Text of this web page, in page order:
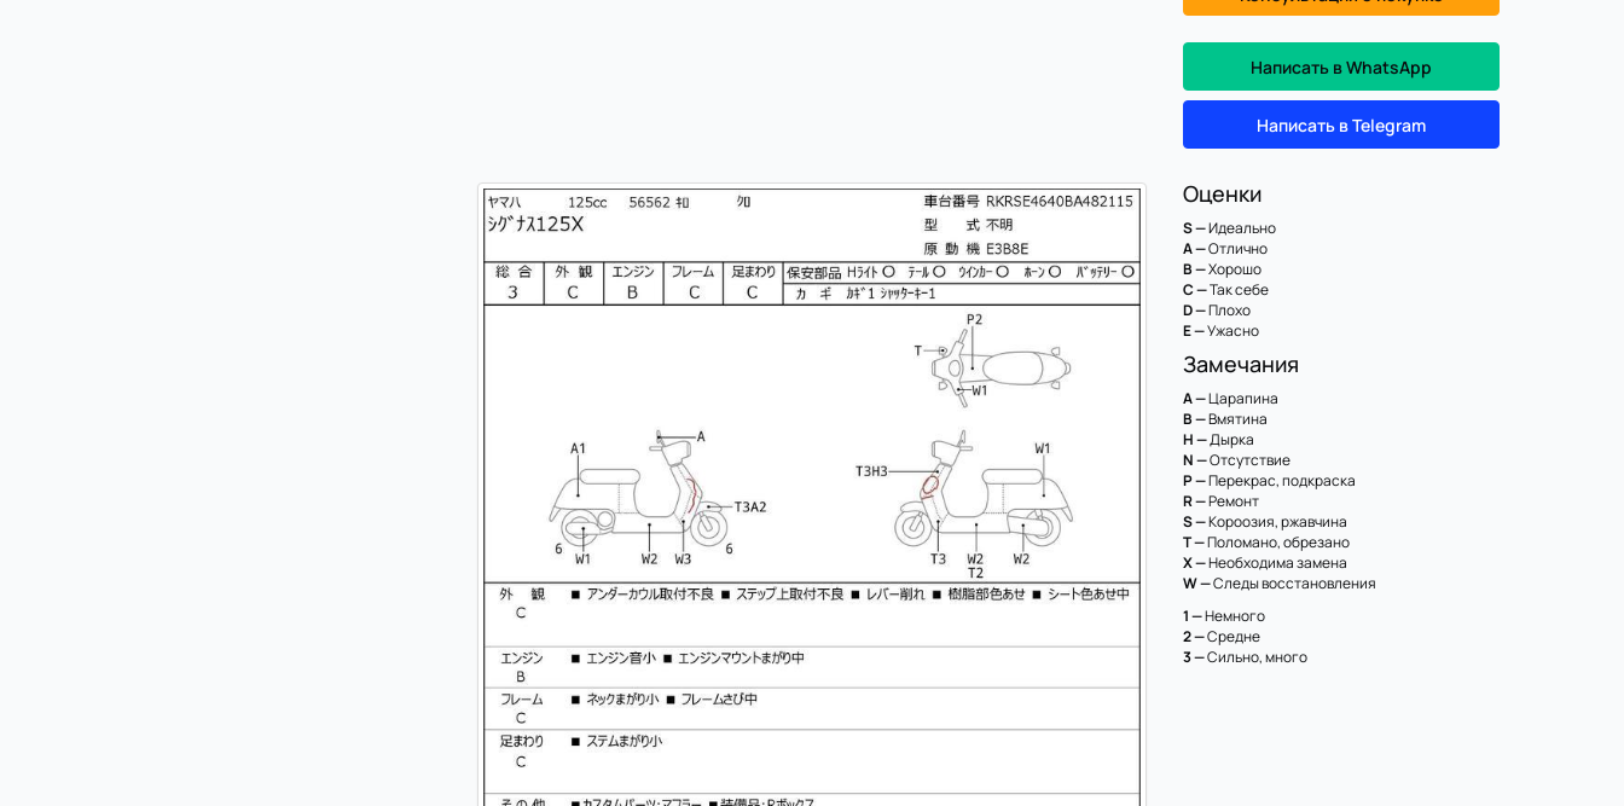
Написать в WhatsApp
Написать в Telegram
Оценки
S —Идеально
A —Отлично
B —Хорошо
C —Так себе
D —Плохо
E —Ужасно
Замечания
A —Царапина
B —Вмятина
H —Дырка
N —Отсутствие
P —Перекрас, подкраска
R —Ремонт
S —Короозия, ржавчина
T —Поломано, обрезано
X —Необходима замена
W —Следы восстановления
1 —Немного
2 —Средне
3 —Сильно, много